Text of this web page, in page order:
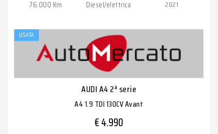
76.000 Km Diesel/elettrica 2021
USATA
AUDI A4 2ª serie
A4 1.9 TDI 130CV Avant
€ 4.990